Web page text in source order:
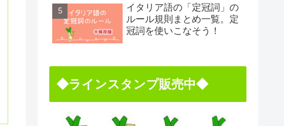
イタリア語の「定冠詞」の
ルール規則まとめ一覧。定
冠詞を使いこなそう！
◆ラインスタンプ販売中◆